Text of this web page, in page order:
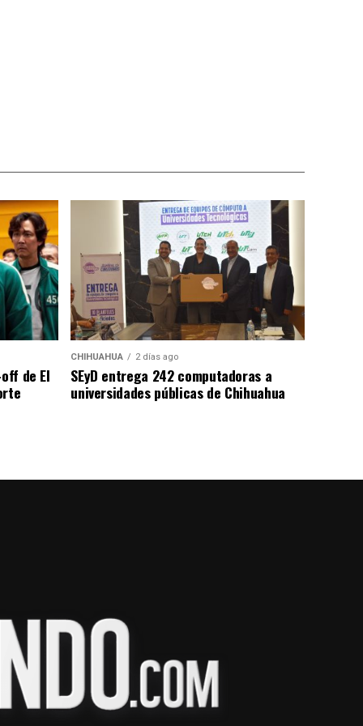
de El
CHIHUAHUA 2 días ago
SEyD entrega 242 computadoras a
universidades públicas de Chihuahua